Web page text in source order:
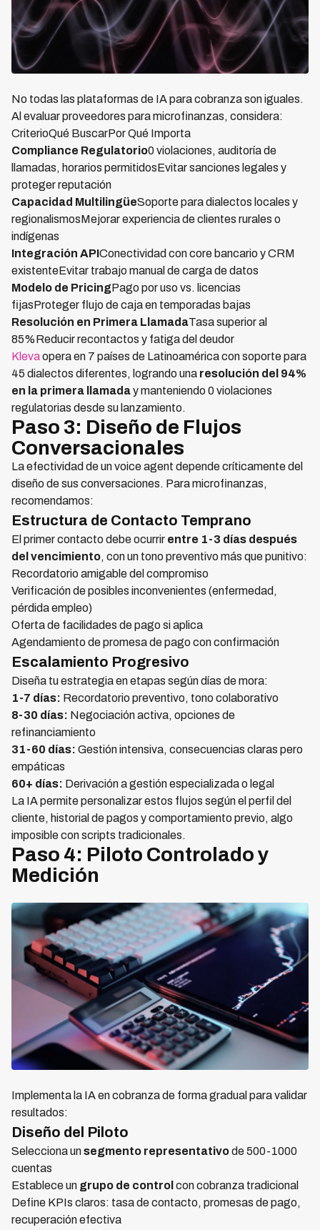
No todas las plataformas de IA para cobranza son iguales.
Al evaluar proveedores para microfinanzas, considera:
CriterioQué BuscarPor Qué Importa
Compliance Regulatorio0 violaciones, auditoría de
llamadas, horarios permitidosEvitar sanciones legales y
proteger reputación
Capacidad MultilingüeSoporte para dialectos locales y
regionalismosMejorar experiencia de clientes rurales o
indígenas
Integración APIConectividad con core bancario y CRM
existenteEvitar trabajo manual de carga de datos
Modelo de PricingPago por uso vs. licencias
fijasProteger flujo de caja en temporadas bajas
Resolución en Primera LlamadaTasa superior al
85%Reducir recontactos y fatiga del deudor
Klevaopera en 7 países de Latinoamérica con soporte para
45 dialectos diferentes, logrando una resolución del 94%
en la primera llamaday manteniendo 0 violaciones
regulatorias desde su lanzamiento.
Paso 3: Diseño de Flujos
Conversacionales
La efectividad de un voice agent depende críticamente del
diseño de sus conversaciones. Para microfinanzas,
recomendamos:
Estructura de Contacto Temprano
El primer contacto debe ocurrir entre 1-3 días después
del vencimiento, con un tono preventivo más que punitivo:
Recordatorio amigable del compromiso
Verificación de posibles inconvenientes (enfermedad,
pérdida empleo)
Oferta de facilidades de pago si aplica
Agendamiento de promesa de pago con confirmación
Escalamiento Progresivo
Diseña tu estrategia en etapas según días de mora:
1-7 días: Recordatorio preventivo, tono colaborativo
8-30 días: Negociación activa, opciones de
refinanciamiento
31-60 días: Gestión intensiva, consecuencias claras pero
empáticas
60+ días: Derivación a gestión especializada o legal
La IA permite personalizar estos flujos según el perfil del
cliente, historial de pagos y comportamiento previo, algo
imposible con scripts tradicionales.
Paso 4: Piloto Controlado y
Medición
Implementa la IA en cobranza de forma gradual para validar
resultados:
Diseño del Piloto
Selecciona unsegmento representativode 500-1000
cuentas
Establece un grupo de control con cobranza tradicional
Define KPIs claros: tasa de contacto, promesas de pago,
recuperación efectiva